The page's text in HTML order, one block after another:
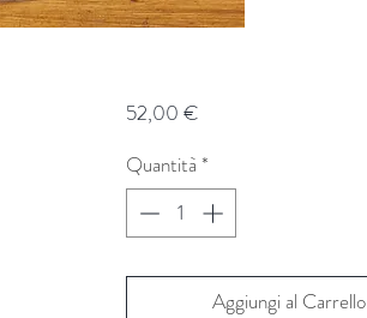
52,00 €Prezzo
Quantità *
Aggiungi al Carrello